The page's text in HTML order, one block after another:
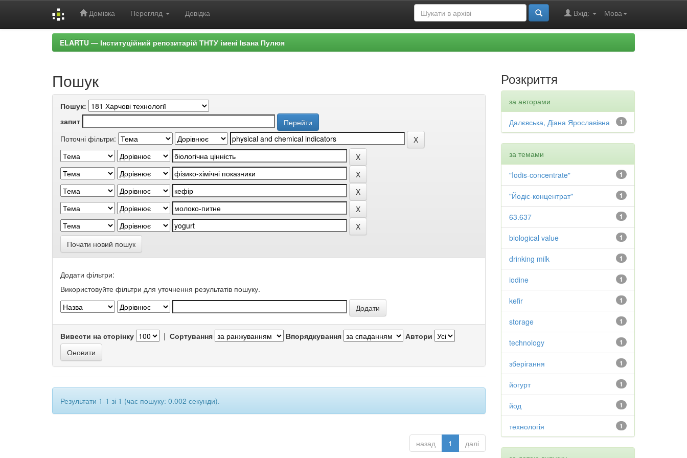
Домівка Перегляд Довідка Мова
Вхід:
ELARTU — Інституційний репозитарій ТНТУ імені Івана Пулюя
Пошук
Пошук:
запит
Поточні фільтри:
Почати новий пошук
Додати фільтри:
Використовуйте фільтри для уточнення результатів пошуку.
Вивести на сторінку | Сортування Впорядкування Автори
Результати 1-1 зі 1 (час пошуку: 0.002 секунди).
назад 1 далі
Розкриття
за авторами
1
Далєвська, Діана Ярославівна
за темами
1
"Iodis-concentrate"
1
"Йодіс-концентрат"
1
63.637
1
biological value
1
drinking milk
1
iodine
1
kefir
1
storage
1
technology
1
зберігання
1
йогурт
1
йод
1
технологія